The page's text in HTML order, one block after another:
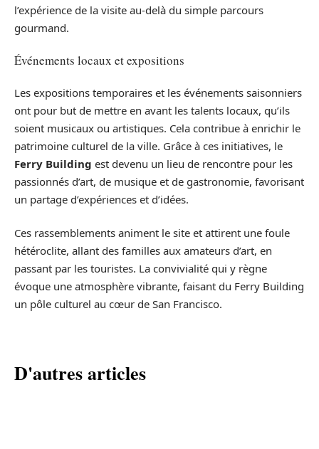
l’expérience de la visite au-delà du simple parcours
gourmand.
Événements locaux et expositions
Les expositions temporaires et les événements saisonniers
ont pour but de mettre en avant les talents locaux, qu’ils
soient musicaux ou artistiques. Cela contribue à enrichir le
patrimoine culturel de la ville. Grâce à ces initiatives, le
Ferry Building est devenu un lieu de rencontre pour les
passionnés d’art, de musique et de gastronomie, favorisant
un partage d’expériences et d’idées.
Ces rassemblements animent le site et attirent une foule
hétéroclite, allant des familles aux amateurs d’art, en
passant par les touristes. La convivialité qui y règne
évoque une atmosphère vibrante, faisant du Ferry Building
un pôle culturel au cœur de San Francisco.
D'autres articles